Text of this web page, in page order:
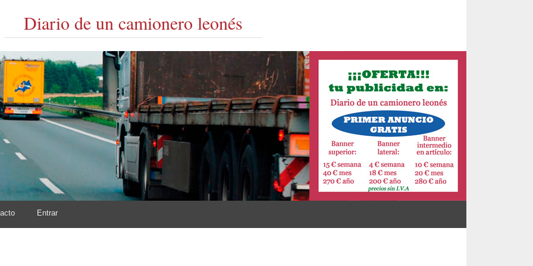
Diario de un camionero leonés
Entrar